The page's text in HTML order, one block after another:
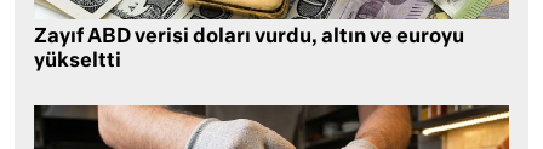
Zayıf ABD verisi doları vurdu, altın ve euroyu
yükseltti